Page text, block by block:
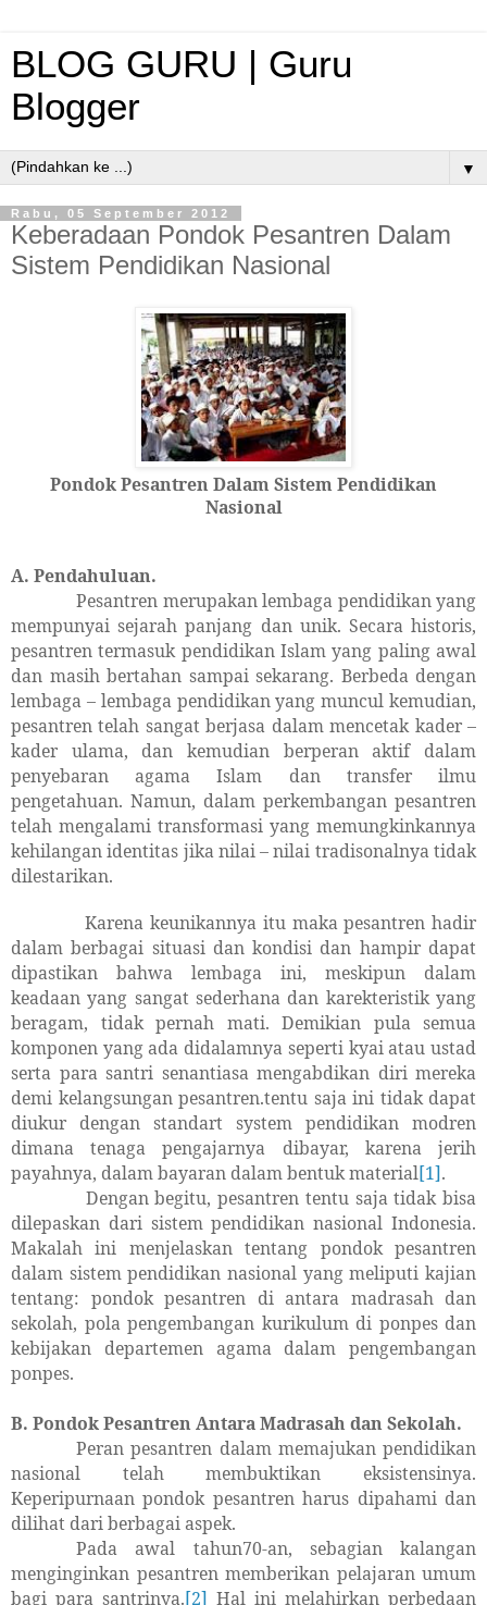
BLOG GURU | Guru
Blogger
▼
Rabu, 05 September 2012
Keberadaan Pondok Pesantren Dalam
Sistem Pendidikan Nasional
Pondok Pesantren Dalam Sistem Pendidikan
Nasional
A. Pendahuluan.
Pesantren merupakan lembaga pendidikan yang
mempunyai sejarah panjang dan unik. Secara historis,
pesantren termasuk pendidikan Islam yang paling awal
dan masih bertahan sampai sekarang. Berbeda dengan
lembaga – lembaga pendidikan yang muncul kemudian,
pesantren telah sangat berjasa dalam mencetak kader –
kader ulama, dan kemudian berperan aktif dalam
penyebaran agama Islam dan transfer ilmu
pengetahuan. Namun, dalam perkembangan pesantren
telah mengalami transformasi yang memungkinkannya
kehilangan identitas jika nilai – nilai tradisonalnya tidak
dilestarikan.
Karena keunikannya itu maka pesantren hadir
dalam berbagai situasi dan kondisi dan hampir dapat
dipastikan bahwa lembaga ini, meskipun dalam
keadaan yang sangat sederhana dan karekteristik yang
beragam, tidak pernah mati. Demikian pula semua
komponen yang ada didalamnya seperti kyai atau ustad
serta para santri senantiasa mengabdikan diri mereka
demi kelangsungan pesantren.tentu saja ini tidak dapat
diukur dengan standart system pendidikan modren
dimana tenaga pengajarnya dibayar, karena jerih
payahnya, dalam bayaran dalam bentuk material[1].
Dengan begitu, pesantren tentu saja tidak bisa
dilepaskan dari sistem pendidikan nasional Indonesia.
Makalah ini menjelaskan tentang pondok pesantren
dalam sistem pendidikan nasional yang meliputi kajian
tentang: pondok pesantren di antara madrasah dan
sekolah, pola pengembangan kurikulum di ponpes dan
kebijakan departemen agama dalam pengembangan
ponpes.
B. Pondok Pesantren Antara Madrasah dan Sekolah.
Peran pesantren dalam memajukan pendidikan
nasional telah membuktikan eksistensinya.
Keperipurnaan pondok pesantren harus dipahami dan
dilihat dari berbagai aspek.
Pada awal tahun70-an, sebagian kalangan
menginginkan pesantren memberikan pelajaran umum
bagi para santrinya.[2] Hal ini melahirkan perbedaan